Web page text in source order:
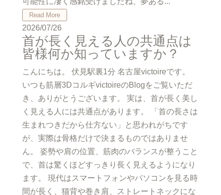
Read More
2026/07/26
首が長く見える人の共通点は
皆様何か知っていますか？
こんにちは。 伏見駅裏1分 名古屋victoireです。
いつも筋層3DコルギvictoireのBlogをご覧いただ
き、ありがとうございます。 実は、首が長く美し
く見える人には共通点があります。 「首の長さは
生まれつきだから仕方ない」と思われがちです
が、実際は骨格だけで決まるものではありませ
ん。 姿勢や肩の位置、筋肉のバランスが整うこと
で、首は驚くほどすっきり長く見えるようになり
ます。 現代はスマートフォンやパソコンを見る時
間が長く、猫背や巻き肩、ストレートネックにな